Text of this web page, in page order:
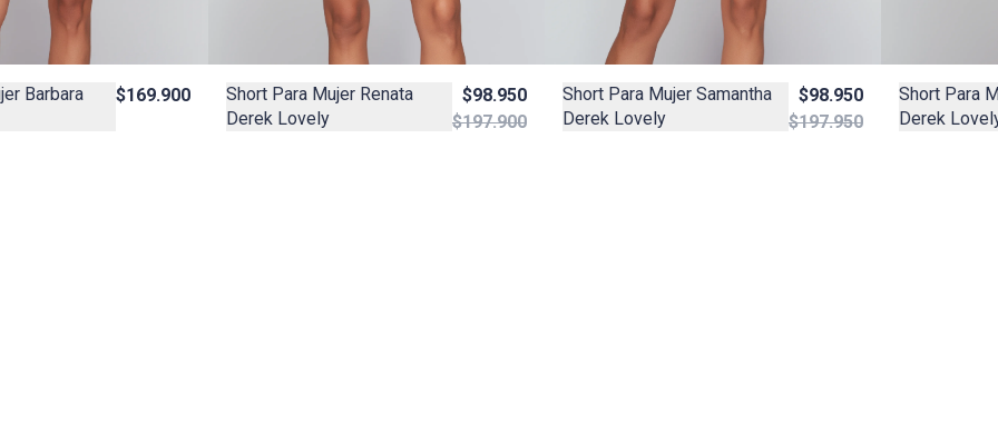
Barbara
$169.900
Short Para Mujer Renata
Derek Lovely
$98.950
$197.900
Short Para Mujer Samantha
Derek Lovely
$98.950
$197.950
Short Para
Derek